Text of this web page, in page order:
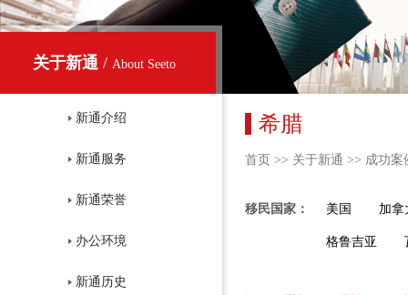
关于新通/ About Seeto
新通介绍
新通服务
新通荣誉
办公环境
新通历史
希腊
首页 >> 关于新通 >> 成功案
移民国家： 美国 加拿
格鲁吉亚